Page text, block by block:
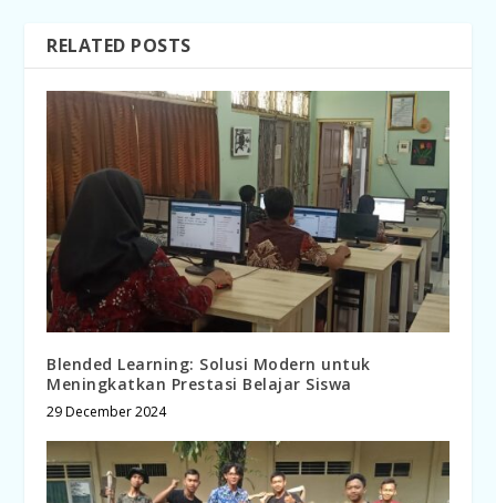
RELATED POSTS
Blended Learning: Solusi Modern untuk
Meningkatkan Prestasi Belajar Siswa
29 December 2024